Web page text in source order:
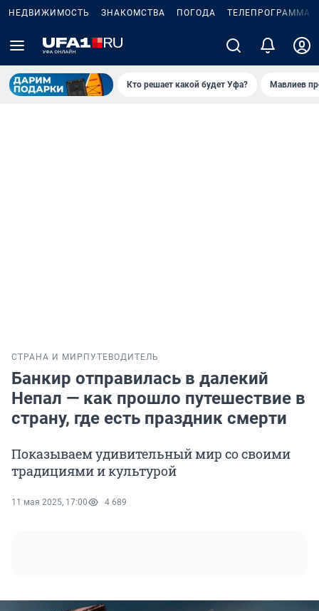
НЕДВИЖИМОСТЬ ЗНАКОМСТВА ПОГОДА ТЕЛЕПРОГРАММА
Кто решает какой будет Уфа? Мавлиев
СТРАНА И МИР ПУТЕВОДИТЕЛЬ
Банкир отправилась в далекий
Непал — как прошло путешествие в
страну, где есть праздник смерти
Показываем удивительный мир со своими
традициями и культурой
11 мая 2025, 17:00 4 689